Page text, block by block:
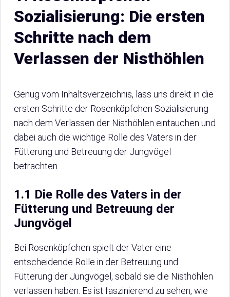
Sozialisierung: Die ersten
Schritte nach dem
Verlassen der Nisthöhlen
Genug vom Inhaltsverzeichnis, lass uns direkt in die
ersten Schritte der Rosenköpfchen Sozialisierung
nach dem Verlassen der Nisthöhlen eintauchen und
dabei auch die wichtige Rolle des Vaters in der
Fütterung und Betreuung der Jungvögel
betrachten.
1.1 Die Rolle des Vaters in der
Fütterung und Betreuung der
Jungvögel
Bei Rosenköpfchen spielt der Vater eine
entscheidende Rolle in der Betreuung und
Fütterung der Jungvögel, sobald sie die Nisthöhlen
verlassen haben. Es ist faszinierend zu sehen, wie